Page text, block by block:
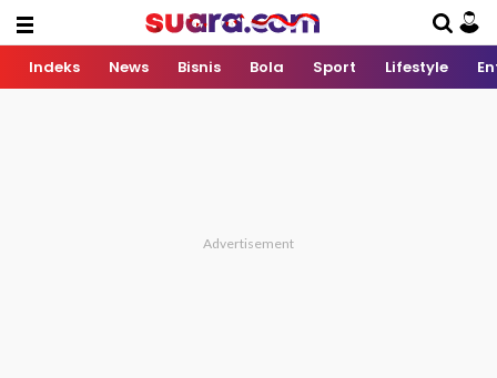
Indeks News Bisnis Bola Sport Lifestyle